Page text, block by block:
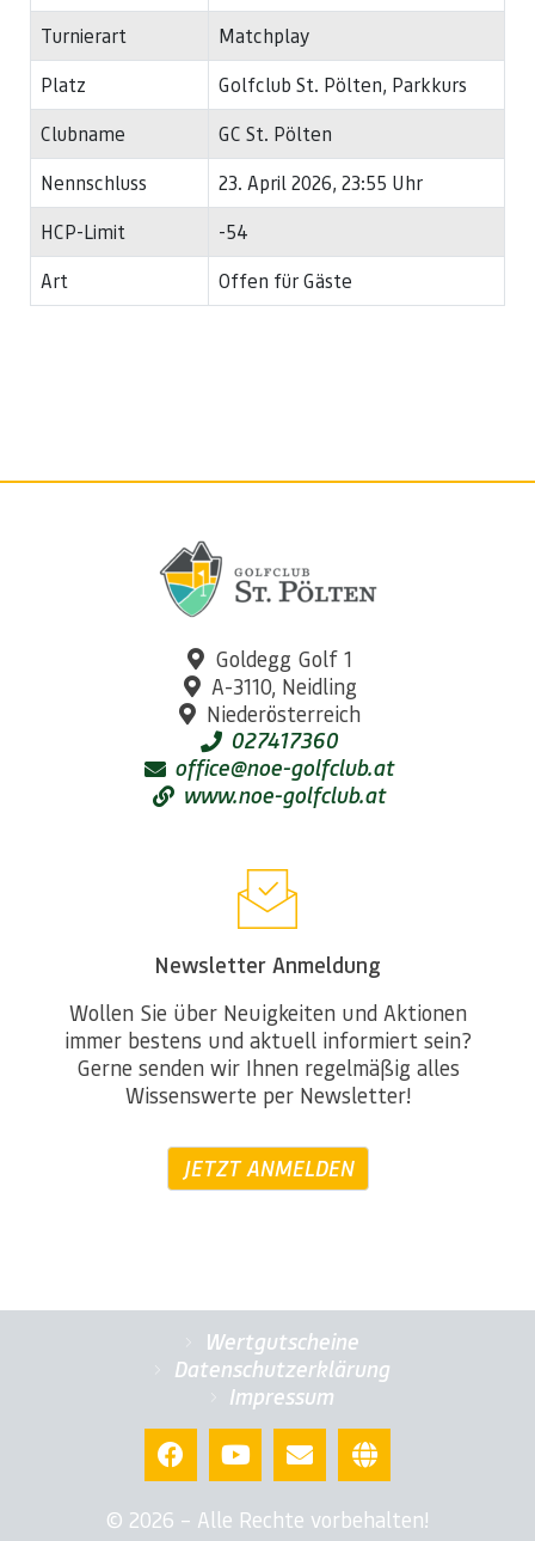
Turnierart
Matchplay
Platz
Golfclub St. Pölten, Parkkurs
Clubname
GC St. Pölten
Nennschluss
23. April 2026, 23:55 Uhr
HCP-Limit
-54
Art
Offen für Gäste
Goldegg Golf 1
A-3110, Neidling
Niederösterreich
027417360
office@noe-golfclub.at
www.noe-golfclub.at
Newsletter Anmeldung
Wollen Sie über Neuigkeiten und Aktionen
immer bestens und aktuell informiert sein?
Gerne senden wir Ihnen regelmäßig alles
Wissenswerte per Newsletter!
JETZT ANMELDEN
Wertgutscheine
Datenschutzerklärung
Impressum
© 2026 – Alle Rechte vorbehalten!